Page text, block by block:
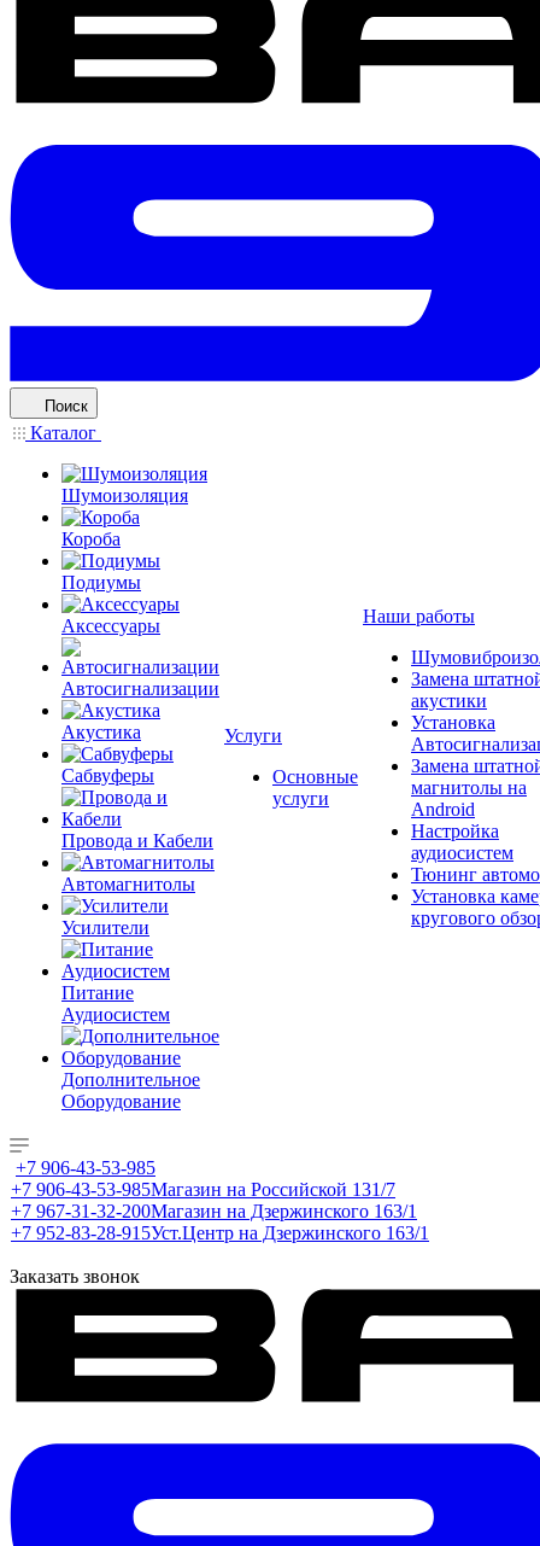
Поиск
Каталог
Шумоизоляция
Короба
Подиумы
Аксессуары
Автосигнализации
Акустика
Сабвуферы
Провода и Кабели
Автомагнитолы
Усилители
Питание
Аудиосистем
Дополнительное
Оборудование
Услуги
Основные
услуги
Наши работы
Замена
акустики
Установка
Замена
магнитолы на
Android
Настройка
аудиосистем
Тюнинг
Установка
кругового
+7 906-43-53-985
+7 906-43-53-985Магазин на Российской 131/7
+7 967-31-32-200Магазин на Дзержинского 163/1
+7 952-83-28-915Уст.Центр на Дзержинского 163/1
Заказать звонок